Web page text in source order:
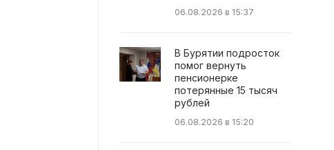
06.08.2026 в 15:37
В Бурятии подросток
помог вернуть
пенсионерке
потерянные 15 тысяч
рублей
06.08.2026 в 15:20